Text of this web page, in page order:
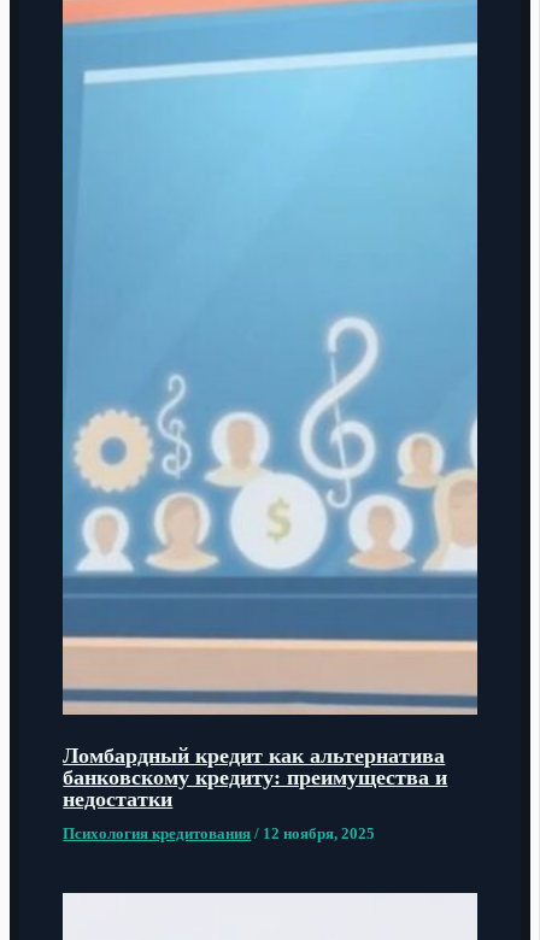
Ломбардный кредит как альтернатива
банковскому кредиту: преимущества и
недостатки
Психология кредитования / 12 ноября, 2025